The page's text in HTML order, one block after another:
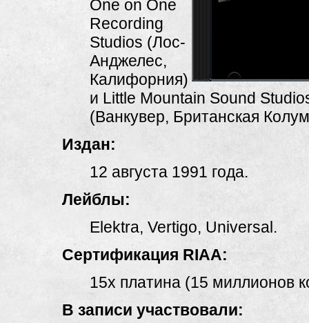
One on One
Recording
Studios (Лос-
Анджелес,
Калифорния)
и Little Mountain Sound
(Ванкувер, Британская
Издан:
12 августа 1991 года.
Лейблы:
Elektra, Vertigo, Universal.
Сертификация RIAA:
15x платина (15 миллионов
В записи участвовали: